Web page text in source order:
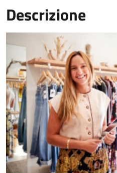
Descrizione